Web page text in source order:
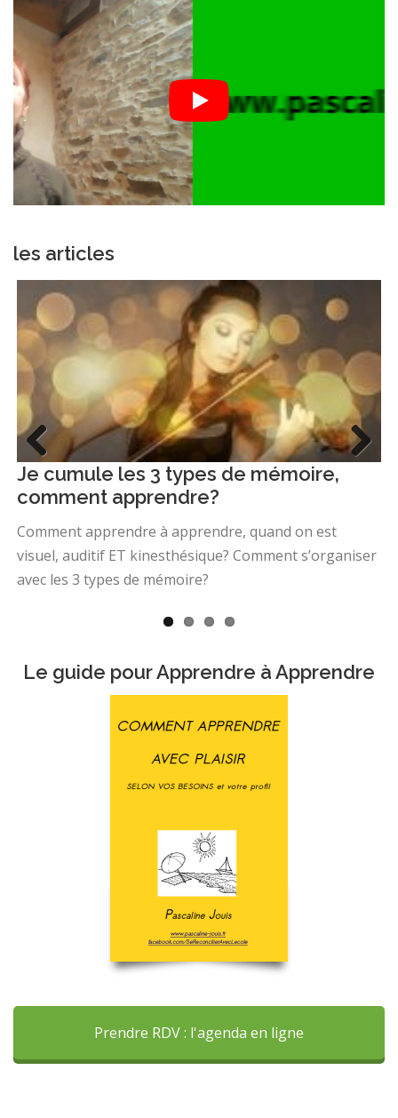
les articles
Je cumule les 3 types de mémoire,
comment apprendre?
Comment apprendre à apprendre, quand on est
visuel, auditif ET kinesthésique? Comment s’organiser
avec les 3 types de mémoire?
Previo
us
Le guide pour Apprendre à Apprendre
Prendre RDV : l'agenda en ligne